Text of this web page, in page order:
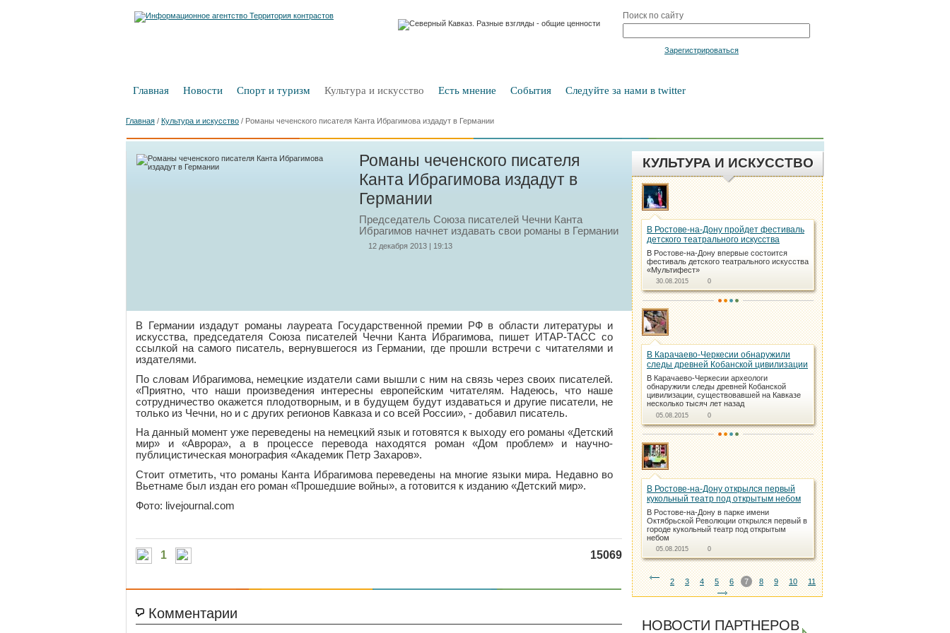
Поиск по сайту
Зарегистрироваться
Главная Новости Спорт и туризм Культура и искусство Есть мнение События Следуйте за нами в twitter
Главная / Культура и искусство / Романы чеченского писателя Канта Ибрагимова издадут в Германии
Романы чеченского писателя
Канта Ибрагимова издадут в
Германии
Председатель Союза писателей Чечни Канта
Ибрагимов начнет издавать свои романы в Германии
12 декабря 2013 | 19:13
В Германии издадут романы лауреата Государственной премии РФ в области литературы и
искусства, председателя Союза писателей Чечни Канта Ибрагимова, пишет ИТАР-ТАСС со
ссылкой на самого писатель, вернувшегося из Германии, где прошли встречи с читателями и
издателями.
По словам Ибрагимова, немецкие издатели сами вышли с ним на связь через своих писателей.
«Приятно, что наши произведения интересны европейским читателям. Надеюсь, что наше
сотрудничество окажется плодотворным, и в будущем будут издаваться и другие писатели, не
только из Чечни, но и с других регионов Кавказа и со всей России», - добавил писатель.
На данный момент уже переведены на немецкий язык и готовятся к выходу его романы «Детский
мир» и «Аврора», а в процессе перевода находятся роман «Дом проблем» и научно-
публицистическая монография «Академик Петр Захаров».
Стоит отметить, что романы Канта Ибрагимова переведены на многие языки мира. Недавно во
Вьетнаме был издан его роман «Прошедшие войны», а готовится к изданию «Детский мир».
Фото: livejournal.com
1 15069
Комментарии
КУЛЬТУРА И ИСКУССТВО
В Ростове-на-Дону пройдет фестиваль
детского театрального искусства
В Ростове-на-Дону впервые состоится
фестиваль детского театрального искусства
«Mультифест»
30.08.2015 0
В Карачаево-Черкесии обнаружили
следы древней Кобанской цивилизации
В Карачаево-Черкесии археологи
обнаружили следы древней Кобанской
цивилизации, существовавшей на Кавказе
несколько тысяч лет назад
05.08.2015 0
В Ростове-на-Дону открылся первый
кукольный театр под открытым небом
В Ростове-на-Дону в парке имени
Октябрьской Революции открылся первый в
городе кукольный театр под открытым
небом
05.08.2015 0
2 3 4 5 6 7 8 9 10 11
НОВОСТИ ПАРТНЕРОВ